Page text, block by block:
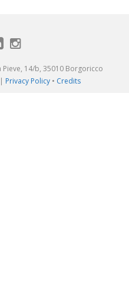
Pieve, 14/b, 35010 Borgoricco
Privacy Policy• Credits